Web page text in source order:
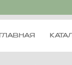
ГЛАВНАЯ